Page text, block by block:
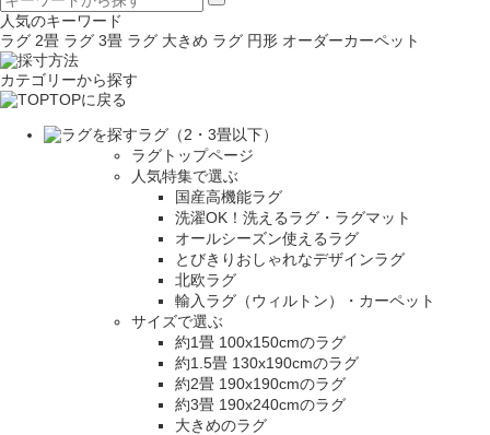
人気のキーワード
ラグ 2畳 ラグ 3畳 ラグ 大きめ ラグ 円形 オーダーカーペット
カテゴリーから探す
TOPに戻る
ラグ（2・3畳以下）
ラグトップページ
人気特集で選ぶ
国産高機能ラグ
洗濯OK！洗えるラグ・ラグマット
オールシーズン使えるラグ
とびきりおしゃれなデザインラグ
北欧ラグ
輸入ラグ（ウィルトン）・カーペット
サイズで選ぶ
約1畳 100x150cmのラグ
約1.5畳 130x190cmのラグ
約2畳 190x190cmのラグ
約3畳 190x240cmのラグ
大きめのラグ